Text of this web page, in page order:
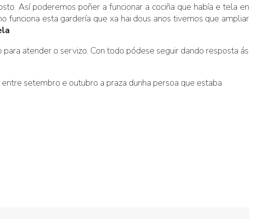
Así poderemos poñer a funcionar a cociña que había e tela en
esta gardería que xa hai dous anos tivemos que ampliar
.
atender o servizo. Con todo pódese seguir dando resposta ás
setembro e outubro a praza dunha persoa que estaba